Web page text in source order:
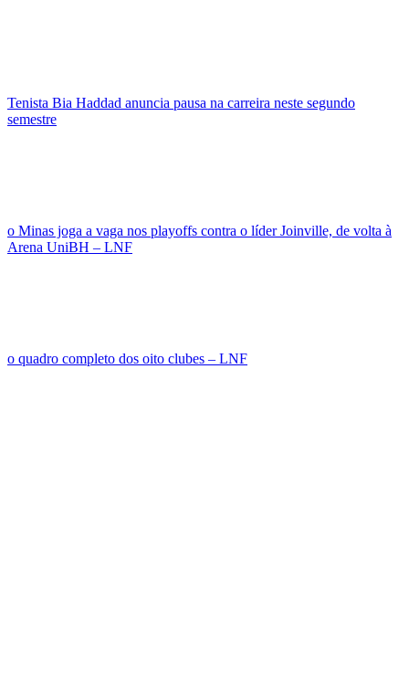
Tenista Bia Haddad anuncia pausa na carreira neste segundo
semestre
o Minas joga a vaga nos playoffs contra o líder Joinville, de volta à
Arena UniBH – LNF
o quadro completo dos oito clubes – LNF